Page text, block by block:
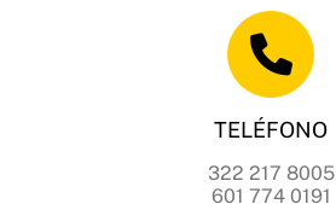
TELÉFONO
322 217 8005
601 774 0191